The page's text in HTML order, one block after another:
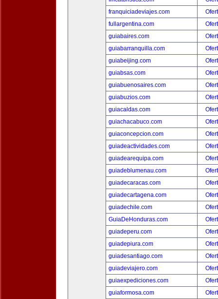
franquiciadeviajes.com
fullargentina.com
guiabaires.com
guiabarranquilla.com
guiabeijing.com
guiabsas.com
guiabuenosaires.com
guiabuzios.com
guiacaldas.com
guiachacabuco.com
guiaconcepcion.com
guiadeactividades.com
guiadearequipa.com
guiadeblumenau.com
guiadecaracas.com
guiadecartagena.com
guiadechile.com
GuiaDeHonduras.com
guiadeperu.com
guiadepiura.com
guiadesantiago.com
guiadeviajero.com
guiaexpediciones.com
guiaformosa.com